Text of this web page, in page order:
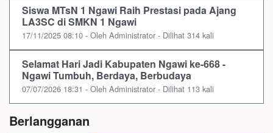
Siswa MTsN 1 Ngawi Raih Prestasi pada Ajang
LA3SC di SMKN 1 Ngawi
17/11/2025 08:10 - Oleh Administrator - Dilihat 314 kali
Selamat Hari Jadi Kabupaten Ngawi ke-668 -
Ngawi Tumbuh, Berdaya, Berbudaya
07/07/2026 18:31 - Oleh Administrator - Dilihat 113 kali
Berlangganan